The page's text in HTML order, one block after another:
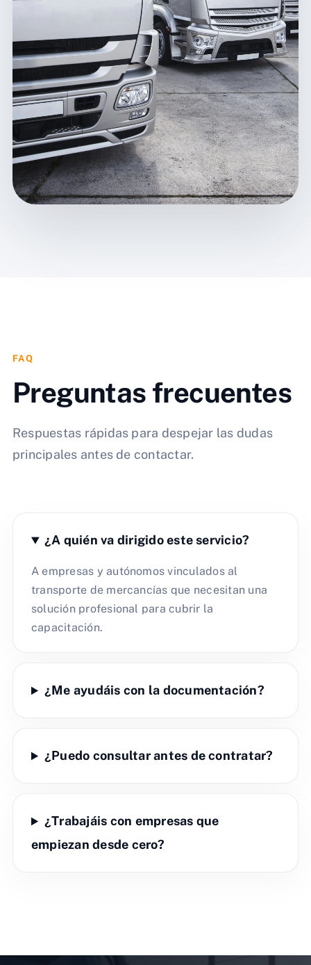
FAQ
Preguntas frecuentes
Respuestas rápidas para despejar las dudas
principales antes de contactar.
¿A quién va dirigido este servicio?
A empresas y autónomos vinculados al
transporte de mercancías que necesitan una
solución profesional para cubrir la
capacitación.
¿Me ayudáis con la documentación?
¿Puedo consultar antes de contratar?
¿Trabajáis con empresas que
empiezan desde cero?